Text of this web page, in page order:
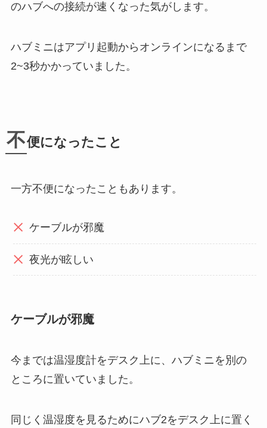
のハブへの接続が速くなった気がします。
ハブミニはアプリ起動からオンラインになるまで
2~3秒かかっていました。
不便になったこと
一方不便になったこともあります。
ケーブルが邪魔
夜光が眩しい
ケーブルが邪魔
今までは温湿度計をデスク上に、ハブミニを別の
ところに置いていました。
同じく温湿度を見るためにハブ2をデスク上に置く